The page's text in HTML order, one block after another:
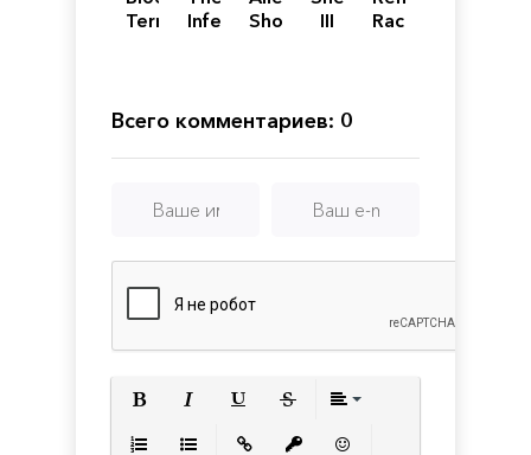
TerminalInfectedShooterIII
Racer
Всего комментариев: 0